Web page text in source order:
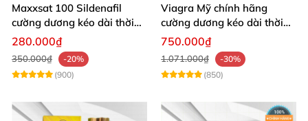
Maxxsat 100 Sildenafil
cường dương kéo dài thời
gian cho nam
280.000₫
350.000₫
-20%
(900)
Viagra Mỹ chính hãng
cường dương kéo dài thời
gian nhập khẩu
750.000₫
1.071.000₫
-30%
(850)